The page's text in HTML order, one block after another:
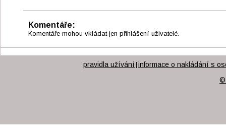
Komentáře:
Komentáře mohou vkládat jen přihlášení uživatelé.
pravidla užívání | informace o nakládání s
©